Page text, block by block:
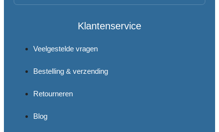
Klantenservice
Veelgestelde vragen
Bestelling & verzending
Retourneren
Blog